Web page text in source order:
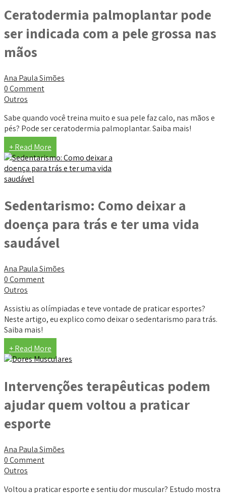
Ceratodermia palmoplantar pode
ser indicada com a pele grossa nas
mãos
Ana Paula Simões
0 Comment
Outros
Sabe quando você treina muito e sua pele faz calo, nas mãos e
pés? Pode ser ceratodermia palmoplantar. Saiba mais!
+ Read More
Sedentarismo: Como deixar a
doença para trás e ter uma vida
saudável
Ana Paula Simões
0 Comment
Outros
Assistiu as olímpiadas e teve vontade de praticar esportes?
Neste artigo, eu explico como deixar o sedentarismo para trás.
Saiba mais!
+ Read More
Intervenções terapêuticas podem
ajudar quem voltou a praticar
esporte
Ana Paula Simões
0 Comment
Outros
Voltou a praticar esporte e sentiu dor muscular? Estudo mostra